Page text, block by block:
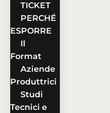
TICKET
PERCHÉ
ESPORRE
Il
Format
Aziende
Produttrici
Studi
Tecnici e